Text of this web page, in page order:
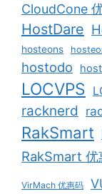
CloudCone
HostDare
hosteons
hostodo
LOCVPS
racknerd
RakSmart
RakSmart 优
VirMach 优惠码